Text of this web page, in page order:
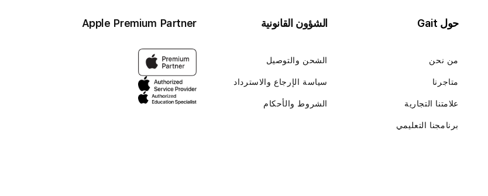
حول Gait
من نحن
متاجرنا
علامتنا التجارية
برنامجنا التعليمي
الشؤون القانونية
الشحن والتوصيل
سياسة الإرجاع والاسترداد
الشروط والأحكام
Apple Premium Partner